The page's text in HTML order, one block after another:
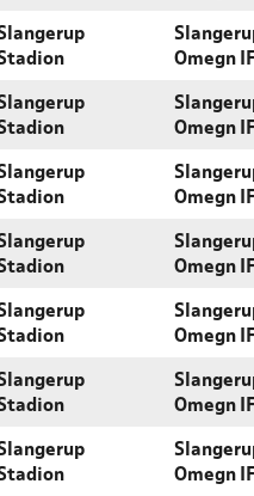
Omegn IF
Omegn IF
Omegn IF
Omegn IF
Omegn IF
Omegn IF
Omegn IF